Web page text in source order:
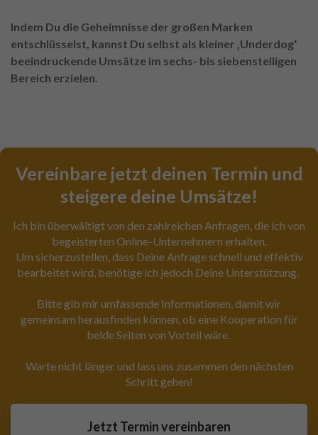
Indem Du die Geheimnisse der großen Marken
entschlüsselst, kannst Du selbst als kleiner ‚Underdog‘
beeindruckende Umsätze im sechs- bis siebenstelligen
Bereich erzielen.
Vereinbare jetzt deinen Termin und
steigere deine Umsätze!
Ich bin überwältigt von den zahlreichen Anfragen, die ich von
begeisterten Online-Unternehmern erhalten.
Um sicherzustellen, dass Deine Anfrage schnell und effektiv
bearbeitet wird, benötige ich jedoch Deine Unterstützung.
Bitte gib mir umfassende Informationen, damit wir
gemeinsam herausfinden können, ob eine Kooperation für
beide Seiten von Vorteil wäre.
Warte nicht länger und lass uns zusammen den nächsten
Schritt gehen!
Jetzt Termin vereinbaren